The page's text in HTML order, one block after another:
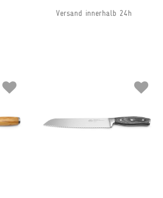
Versand innerhalb 24h